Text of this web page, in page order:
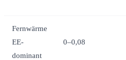
Fernwärme
EE-
dominant
0–0,08